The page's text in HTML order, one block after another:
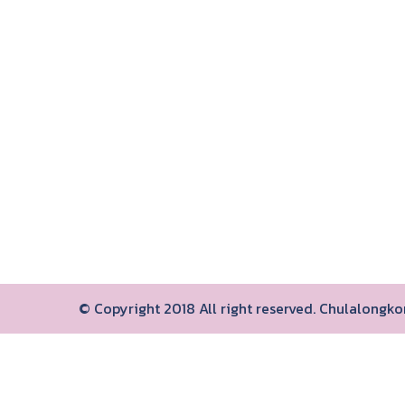
© Copyright 2018 All right reserved.